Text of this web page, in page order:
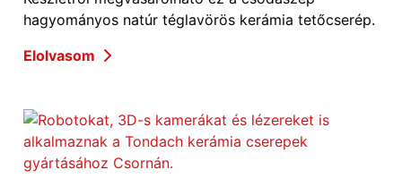
hagyományos natúr téglavörös kerámia tetőcserép.
Elolvasom